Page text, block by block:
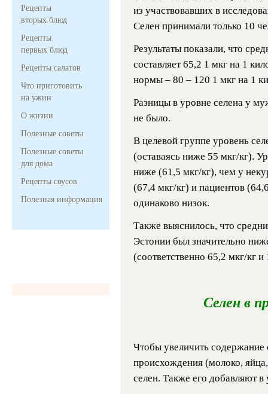
Рецепты
вторых блюд
Рецепты
первых блюд
Рецепты салатов
Что приготовить
на ужин
О жизни
Полезные советы
Полезные советы
для дома
Рецепты соусов
Полезная информация
из участвовавших в
Селен принимали только 10
Результаты показали, что
составляет 65,2 1 мкг на 1
нормы – 80 – 120 1 мкг на 1
Разницы в уровне селена у
не было.
В целевой группе уровень
(оставаясь ниже 55 мкг/кг).
ниже (61,5 мкг/кг), чем у
(67,4 мкг/кг) и пациентов
одинаково низок.
Также выяснилось, что
Эстонии был значительно
(соответственно 65,2 мкг/кг и
Селен в
Чтобы увеличить содержание
происхождения (молоко,
селен. Также его добавляют в